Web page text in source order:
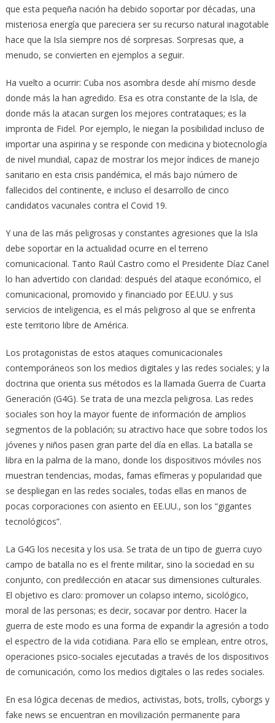
que esta pequeña nación ha debido soportar por décadas, una
misteriosa energía que pareciera ser su recurso natural inagotable
hace que la Isla siempre nos dé sorpresas. Sorpresas que, a
menudo, se convierten en ejemplos a seguir.
Ha vuelto a ocurrir: Cuba nos asombra desde ahí mismo desde
donde más la han agredido. Esa es otra constante de la Isla, de
donde más la atacan surgen los mejores contrataques; es la
impronta de Fidel. Por ejemplo, le niegan la posibilidad incluso de
importar una aspirina y se responde con medicina y biotecnología
de nivel mundial, capaz de mostrar los mejor índices de manejo
sanitario en esta crisis pandémica, el más bajo número de
fallecidos del continente, e incluso el desarrollo de cinco
candidatos vacunales contra el Covid 19.
Y una de las más peligrosas y constantes agresiones que la Isla
debe soportar en la actualidad ocurre en el terreno
comunicacional. Tanto Raúl Castro como el Presidente Díaz Canel
lo han advertido con claridad: después del ataque económico, el
comunicacional, promovido y financiado por EE.UU. y sus
servicios de inteligencia, es el más peligroso al que se enfrenta
este territorio libre de América.
Los protagonistas de estos ataques comunicacionales
contemporáneos son los medios digitales y las redes sociales; y la
doctrina que orienta sus métodos es la llamada Guerra de Cuarta
Generación (G4G). Se trata de una mezcla peligrosa. Las redes
sociales son hoy la mayor fuente de información de amplios
segmentos de la población; su atractivo hace que sobre todos los
jóvenes y niños pasen gran parte del día en ellas. La batalla se
libra en la palma de la mano, donde los dispositivos móviles nos
muestran tendencias, modas, famas efímeras y popularidad que
se despliegan en las redes sociales, todas ellas en manos de
pocas corporaciones con asiento en EE.UU., son los “gigantes
tecnológicos”.
La G4G los necesita y los usa. Se trata de un tipo de guerra cuyo
campo de batalla no es el frente militar, sino la sociedad en su
conjunto, con predilección en atacar sus dimensiones culturales.
El objetivo es claro: promover un colapso interno, sicológico,
moral de las personas; es decir, socavar por dentro. Hacer la
guerra de este modo es una forma de expandir la agresión a todo
el espectro de la vida cotidiana. Para ello se emplean, entre otros,
operaciones psico-sociales ejecutadas a través de los dispositivos
de comunicación, como los medios digitales o las redes sociales.
En esa lógica decenas de medios, activistas, bots, trolls, cyborgs y
fake news se encuentran en movilización permanente para